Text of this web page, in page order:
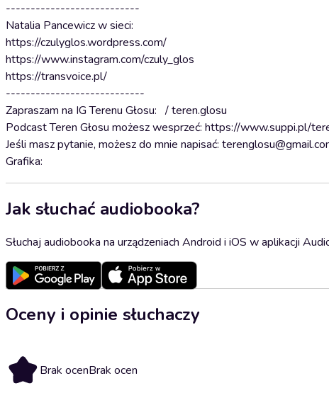
---------------------------
Natalia Pancewicz w sieci:
https://czulyglos.wordpress.com/
https://www.instagram.com/czuly_glos
https://transvoice.pl/
----------------------------
Zapraszam na IG Terenu Głosu: / teren.glosu
Podcast Teren Głosu możesz wesprzeć: https://www.suppi.pl/
Jeśli masz pytanie, możesz do mnie napisać:
Grafika:
Jak słuchać audiobooka?
Słuchaj audiobooka na urządzeniach Android i iOS w aplikacji
Oceny i opinie słuchaczy
Brak ocenBrak ocen